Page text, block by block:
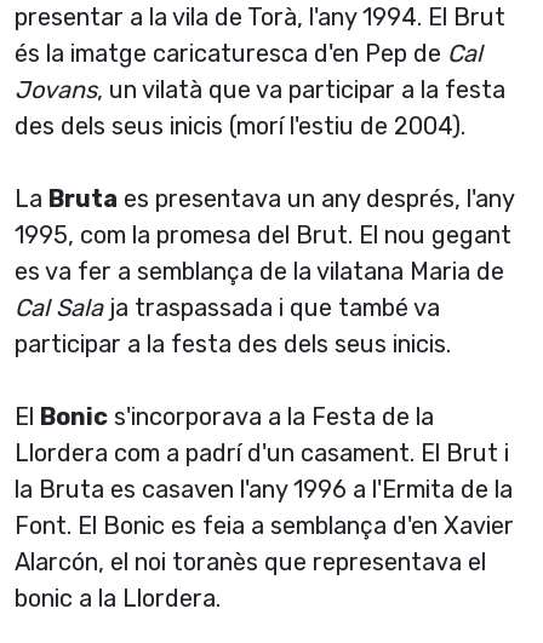
presentar a la vila de Torà, l'any 1994. El Brut
és la imatge caricaturesca d'en Pep de Cal
Jovans, un vilatà que va participar a la festa
des dels seus inicis (morí­ l'estiu de 2004).
La Bruta es presentava un any després, l'any
1995, com la promesa del Brut. El nou gegant
es va fer a semblança de la vilatana Maria de
Cal Salaja traspassada i que també va
participar a la festa des dels seus inicis.
El Bonic s'incorporava a la Festa de la
Llordera com a padrí­ d'un casament. El Brut i
la Bruta es casaven l'any 1996 a l'Ermita de la
Font. El Bonic es feia a semblança d'en Xavier
Alarcón, el noi toranès que representava el
bonic a la Llordera.